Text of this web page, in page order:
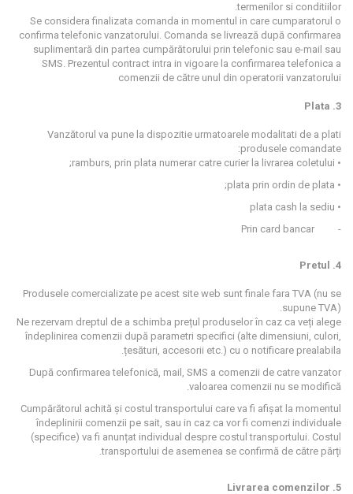
termenilor si conditiilor.
Se considera finalizata comanda in momentul in care cumparatorul o
confirma telefonic vanzatorului. Comanda se livrează după confirmarea
suplimentară din partea cumpărătorului prin telefonic sau e-mail sau
SMS. Prezentul contract intra in vigoare la confirmarea telefonica a
comenzii de către unul din operatorii vanzatorului
3. Plata
Vanzătorul va pune la dispozitie urmatoarele modalitati de a plati
produsele comandate:
• ramburs, prin plata numerar catre curier la livrarea coletului;
• plata prin ordin de plata;
• plata cash la sediu
-
Prin card bancar
4. Pretul
Produsele comercializate pe acest site web sunt finale fara TVA (nu se
supune TVA).
Ne rezervam dreptul de a schimba prețul produselor în caz ca veți alege
îndeplinirea comenzii după parametri specifici (alte dimensiuni, culori,
țesături, accesorii etc.) cu o notificare prealabila.
După confirmarea telefonică, mail, SMS a comenzii de catre vanzator
valoarea comenzii nu se modifică.
Cumpărătorul achită și costul transportului care va fi afișat la momentul
îndeplinirii comenzii pe sait, sau in caz ca vor fi comenzi individuale
(specifice) va fi anunțat individual despre costul transportului. Costul
transportului de asemenea se confirmă de către părți.
5. Livrarea comenzilor